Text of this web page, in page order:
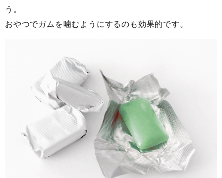
う。
おやつでガムを噛むようにするのも効果的です。